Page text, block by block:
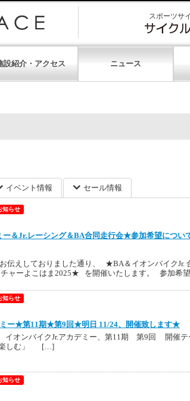
スポーツサ
設紹介・アクセス ニュース
イベント情報 セール情報
知らせ
＆Jr.レーシング＆BA合同走行会★参加希望につい
伝えしておりました通り、 ★BA＆イオンバイクJr.
チャーよこはま2025★ を開催いたします。 参加希
知らせ
ー★第11期★第9回★明日 11/24、開催致します★
オンバイクJr.アカデミー、第11期 第9回 開催テ
楽しむ」 […]
知らせ